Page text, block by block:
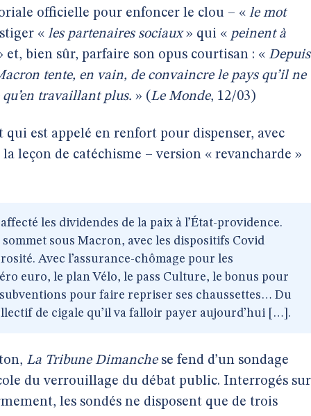
officielle pour enfoncer le clou – « le mot
« les partenaires sociaux» qui « peinent à
et, bien sûr, parfaire son opus courtisan : « Depuis
tente, en vain, de convaincre le pays qu’il ne
travaillant plus. » (Le Monde, 12/03)
qui est appelé en renfort pour dispenser, avec
leçon de catéchisme – version « revancharde »
les dividendes de la paix à l’État-providence.
sous Macron, avec les dispositifs Covid
Avec l’assurance-chômage pour les
euro, le plan Vélo, le pass Culture, le bonus pour
pour faire repriser ses chaussettes… Du
de cigale qu’il va falloir payer aujourd’hui […].
La Tribune Dimanchese fend d’un sondage
du verrouillage du débat public. Interrogés sur
les sondés ne disposent que de trois